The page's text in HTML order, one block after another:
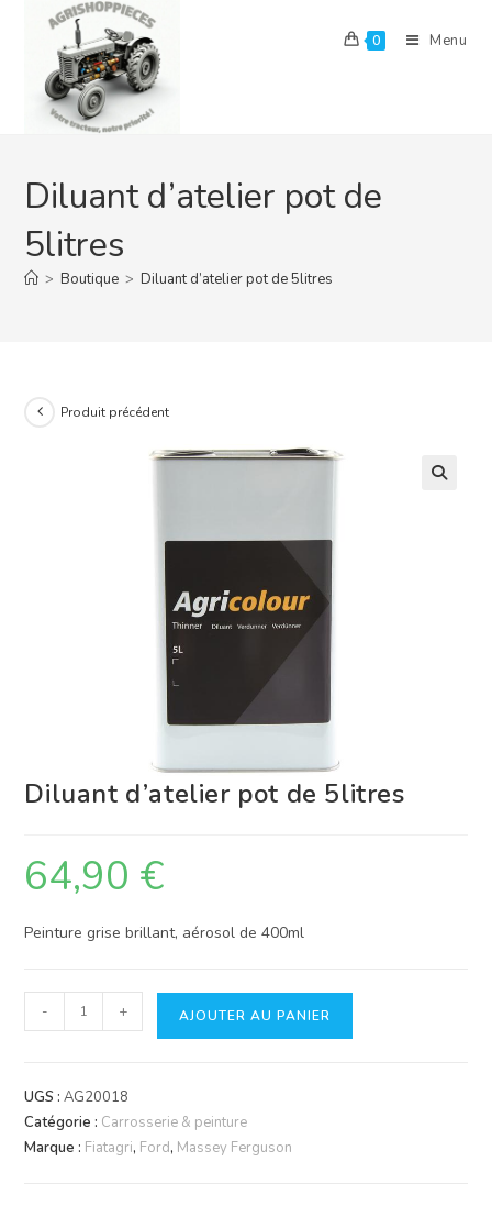
content
0 Menu
Diluant d’atelier pot de
5litres
> Boutique > Diluant d’atelier pot de 5litres
Produit précédent
Diluant d’atelier pot de 5litres
64,90 €
Peinture grise brillant, aérosol de 400ml
quantité
de
d'atelier
pot
de
- + AJOUTER AU PANIER
UGS :AG20018
Catégorie : Carrosserie & peinture
Marque : Fiatagri, Ford, Massey Ferguson